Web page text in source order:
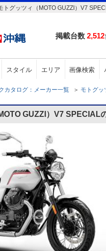
グッツィ（MOTO GUZZI）V7
掲載台数 2,512
スタイル エリア 画像検索
カタログ：メーカー一覧 ＞ モトグッ
GUZZI）V7 SPECIAL